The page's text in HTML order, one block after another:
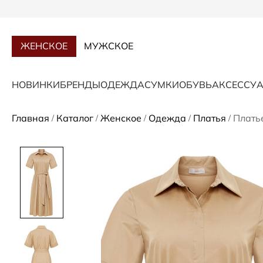
ЖЕНСКОЕ МУЖСКОЕ
НОВИНКИБРЕНДЫОДЕЖДАСУМКИОБУВЬ
Главная / Каталог / Женское / Одежда / Платья /